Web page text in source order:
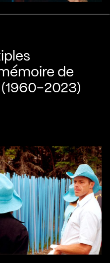
de
2023)